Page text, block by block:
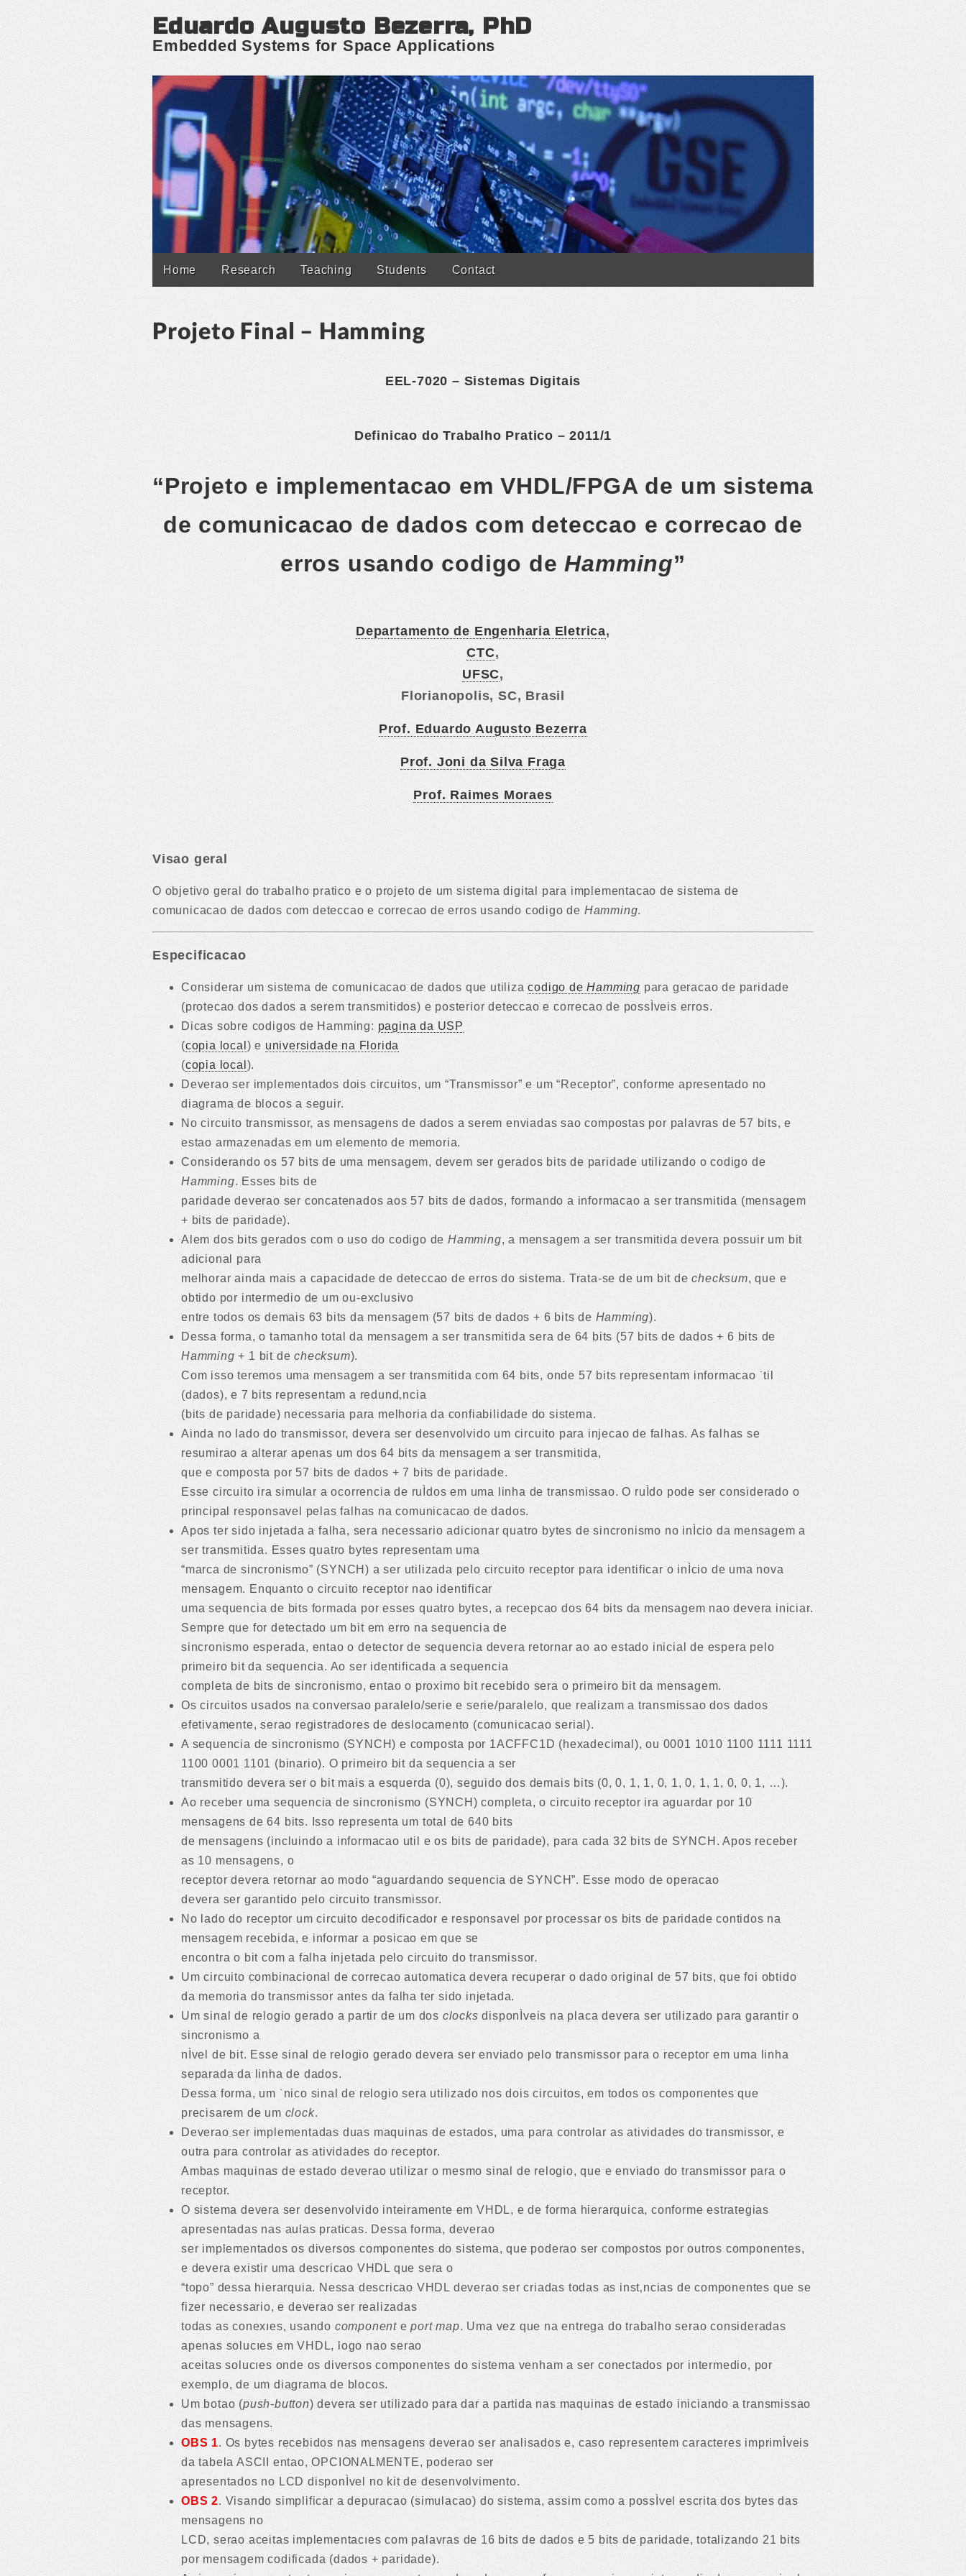
Eduardo Augusto Bezerra, PhD
Embedded Systems for Space Applications
Main menu
Home Research Teaching Students Contact
Projeto Final – Hamming
EEL-7020 – Sistemas Digitais
Definicao do Trabalho Pratico – 2011/1
“Projeto e implementacao em VHDL/FPGA de um sistema
de comunicacao de dados com deteccao e correcao de
erros usando codigo deHamming”
Departamento de Engenharia Eletrica,
CTC,
UFSC,
Florianopolis, SC, Brasil
Prof. Eduardo Augusto Bezerra
Prof. Joni da Silva Fraga
Prof. Raimes Moraes
Visao geral
O objetivo geral do trabalho pratico e o projeto de um sistema digital para implementacao de sistema de
comunicacao de dados com deteccao e correcao de erros usando codigo de Hamming.
Especificacao
Considerar um sistema de comunicacao de dados que utilizacodigo deHamming para geracao de paridade
(protecao dos dados a serem transmitidos) e posterior deteccao e correcao de possÌveis erros.
Dicas sobre codigos de Hamming: pagina da USP
(copia local ) e universidade na Florida
(copia local ).
Deverao ser implementados dois circuitos, um “Transmissor” e um “Receptor”, conforme apresentado no
diagrama de blocos a seguir.
No circuito transmissor, as mensagens de dados a serem enviadas sao compostas por palavras de 57 bits, e
estao armazenadas em um elemento de memoria.
Considerando os 57 bits de uma mensagem, devem ser gerados bits de paridade utilizando o codigo de
Hamming. Esses bits de
paridade deverao ser concatenados aos 57 bits de dados, formando a informacao a ser transmitida (mensagem
+ bits de paridade).
Alem dos bits gerados com o uso do codigo de Hamming, a mensagem a ser transmitida devera possuir um bit
adicional para
melhorar ainda mais a capacidade de deteccao de erros do sistema. Trata-se de um bit dechecksum, que e
obtido por intermedio de um ou-exclusivo
entre todos os demais 63 bits da mensagem (57 bits de dados + 6 bits de Hamming).
Dessa forma, o tamanho total da mensagem a ser transmitida sera de 64 bits (57 bits de dados + 6 bits de
Hamming + 1 bit dechecksum).
Com isso teremos uma mensagem a ser transmitida com 64 bits, onde 57 bits representam informacao ˙til
(dados), e 7 bits representam a redund‚ncia
(bits de paridade) necessaria para melhoria da confiabilidade do sistema.
Ainda no lado do transmissor, devera ser desenvolvido um circuito para injecao de falhas. As falhas se
resumirao a alterar apenas um dos 64 bits da mensagem a ser transmitida,
que e composta por 57 bits de dados + 7 bits de paridade.
Esse circuito ira simular a ocorrencia de ruÌdos em uma linha de transmissao. O ruÌdo pode ser considerado o
principal responsavel pelas falhas na comunicacao de dados.
Apos ter sido injetada a falha, sera necessario adicionar quatro bytes de sincronismo no inÌcio da mensagem a
ser transmitida. Esses quatro bytes representam uma
“marca de sincronismo” (SYNCH) a ser utilizada pelo circuito receptor para identificar o inÌcio de uma nova
mensagem. Enquanto o circuito receptor nao identificar
uma sequencia de bits formada por esses quatro bytes, a recepcao dos 64 bits da mensagem nao devera iniciar.
Sempre que for detectado um bit em erro na sequencia de
sincronismo esperada, entao o detector de sequencia devera retornar ao ao estado inicial de espera pelo
primeiro bit da sequencia. Ao ser identificada a sequencia
completa de bits de sincronismo, entao o proximo bit recebido sera o primeiro bit da mensagem.
Os circuitos usados na conversao paralelo/serie e serie/paralelo, que realizam a transmissao dos dados
efetivamente, serao registradores de deslocamento (comunicacao serial).
A sequencia de sincronismo (SYNCH) e composta por 1ACFFC1D (hexadecimal), ou 0001 1010 1100 1111 1111
1100 0001 1101 (binario). O primeiro bit da sequencia a ser
transmitido devera ser o bit mais a esquerda (0), seguido dos demais bits (0, 0, 1, 1, 0, 1, 0, 1, 1, 0, 0, 1, …).
Ao receber uma sequencia de sincronismo (SYNCH) completa, o circuito receptor ira aguardar por 10
mensagens de 64 bits. Isso representa um total de 640 bits
de mensagens (incluindo a informacao util e os bits de paridade), para cada 32 bits de SYNCH. Apos receber
as 10 mensagens, o
receptor devera retornar ao modo “aguardando sequencia de SYNCH”. Esse modo de operacao
devera ser garantido pelo circuito transmissor.
No lado do receptor um circuito decodificador e responsavel por processar os bits de paridade contidos na
mensagem recebida, e informar a posicao em que se
encontra o bit com a falha injetada pelo circuito do transmissor.
Um circuito combinacional de correcao automatica devera recuperar o dado original de 57 bits, que foi obtido
da memoria do transmissor antes da falha ter sido injetada.
Um sinal de relogio gerado a partir de um dos clocks disponÌveis na placa devera ser utilizado para garantir o
sincronismo a
nÌvel de bit. Esse sinal de relogio gerado devera ser enviado pelo transmissor para o receptor em uma linha
separada da linha de dados.
Dessa forma, um ˙nico sinal de relogio sera utilizado nos dois circuitos, em todos os componentes que
precisarem de um clock.
Deverao ser implementadas duas maquinas de estados, uma para controlar as atividades do transmissor, e
outra para controlar as atividades do receptor.
Ambas maquinas de estado deverao utilizar o mesmo sinal de relogio, que e enviado do transmissor para o
receptor.
O sistema devera ser desenvolvido inteiramente em VHDL, e de forma hierarquica, conforme estrategias
apresentadas nas aulas praticas. Dessa forma, deverao
ser implementados os diversos componentes do sistema, que poderao ser compostos por outros componentes,
e devera existir uma descricao VHDL que sera o
“topo” dessa hierarquia. Nessa descricao VHDL deverao ser criadas todas as inst‚ncias de componentes que se
fizer necessario, e deverao ser realizadas
todas as conexıes, usando component eport map. Uma vez que na entrega do trabalho serao consideradas
apenas solucıes em VHDL, logo nao serao
aceitas solucıes onde os diversos componentes do sistema venham a ser conectados por intermedio, por
exemplo, de um diagrama de blocos.
Um botao (push-button) devera ser utilizado para dar a partida nas maquinas de estado iniciando a transmissao
das mensagens.
OBS 1. Os bytes recebidos nas mensagens deverao ser analisados e, caso representem caracteres imprimÌveis
da tabela ASCII entao, OPCIONALMENTE, poderao ser
apresentados no LCD disponÌvel no kit de desenvolvimento.
OBS 2. Visando simplificar a depuracao (simulacao) do sistema, assim como a possÌvel escrita dos bytes das
mensagens no
LCD, serao aceitas implementacıes com palavras de 16 bits de dados e 5 bits de paridade, totalizando 21 bits
por mensagem codificada (dados + paridade).